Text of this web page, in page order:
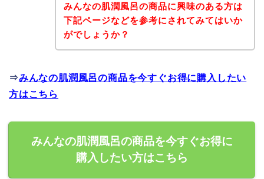
みんなの肌潤風呂の商品に興味のある方は
下記ページなどを参考にされてみてはいか
がでしょうか？
⇒みんなの肌潤風呂の商品を今すぐお得に購入したい
方はこちら
みんなの肌潤風呂の商品を今すぐお得に
購入したい方はこちら